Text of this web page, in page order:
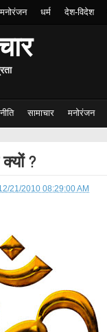
मनोरंजन धर्म देश-विदेश
सामाचार मनोरंजन
क्यों ?
21/2010 08:29:00 AM